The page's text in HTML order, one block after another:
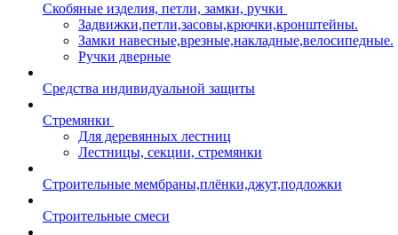
Скобяные изделия, петли, замки, ручки
Задвижки,петли,засовы,крючки,кронштейны.
Замки навесные,врезные,накладные,велосипедные.
Ручки дверные
Средства индивидуальной защиты
Стремянки
Для деревянных лестниц
Лестницы, секции, стремянки
Строительные мембраны,плёнки,джут,подложки
Строительные смеси